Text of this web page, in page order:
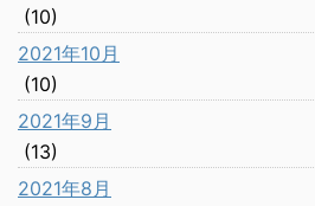
(10)
2021年10月
(10)
2021年9月
(13)
2021年8月